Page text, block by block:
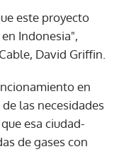
este proyecto
Indonesia",
David Griffin.
en
las necesidades
esa ciudad-
de gases con